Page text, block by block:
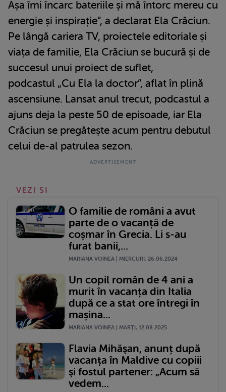
Așa îmi încarc bateriile și mă întorc mereu cu
energie și inspirație”, a declarat Ela Crăciun.
Pe lângă cariera TV, proiectele editoriale și
viața de familie, Ela Crăciun se bucură și de
succesul unui proiect de suflet,
podcastul „Cu Ela la doctor”, aflat în plină
ascensiune. Lansat anul trecut, podcastul a
ajuns deja la peste 50 de episoade, iar Ela
Crăciun se pregătește acum pentru debutul
celui de-al patrulea sezon.
VEZI SI
O familie de români a avut
parte de o vacanță de
coșmar în Grecia. Li s-au
furat banii,...
MARIANA VOINEA | MIERCURI, 26.06.2024
Un copil român de 4 ani a
murit în vacanța din Italia
după ce a stat ore întregi în
mașina...
MARIANA VOINEA | MARŢI, 12.08.2025
Flavia Mihăşan, anunț după
vacanța în Maldive cu copiii
şi fostul partener: „Acum să
vedem...